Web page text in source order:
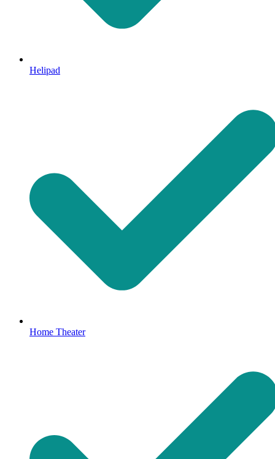
Helipad
Home Theater